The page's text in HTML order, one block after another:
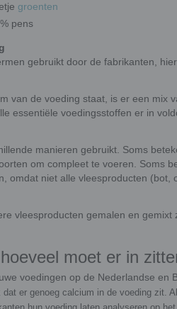
groenten
pens
gebruikt door de fabrikanten,
van de voeding staat, is er een
essentiële voedingsstoffen er in
manieren gebruikt. Soms
om compleet te voeren. Soms
omdat niet alle vleesproducten (bot,
vleesproducten gemalen en
moet er in
voedingen op de Nederlandse en
er genoeg calcium in de voeding zit.